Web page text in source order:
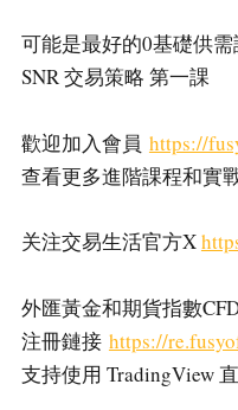
可能是最好的0基礎供
SNR 交易策略 第一課
歡迎加入會員 https://
查看更多進階課程和實
关注交易生活官方X
外匯黃金和期貨指數
注冊鏈接 https://
支持使用 TradingView